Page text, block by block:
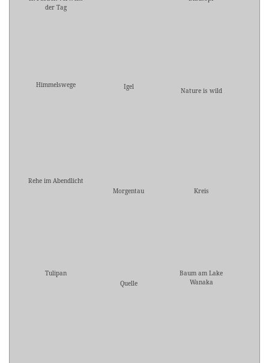
der Tag
Himmelswege Igel Nature is wild
Rehe im Abendlicht
Morgentau
Kreis
Tulipan
Quelle
Baum am Lake
Wanaka